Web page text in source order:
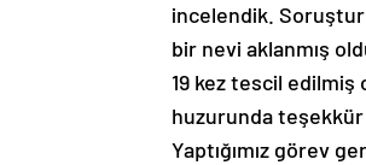
incelendik.
bir nevi aklanmış
19 kez tescil
huzurunda
Yaptığımız görev